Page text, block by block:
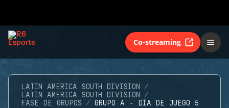
Co-streaming
LATIN AMERICA SOUTH DIVISION
LATIN AMERICA SOUTH DIVISION
FASE DE GRUPOS
GRUPO A - DÍA DE JUEGO 5